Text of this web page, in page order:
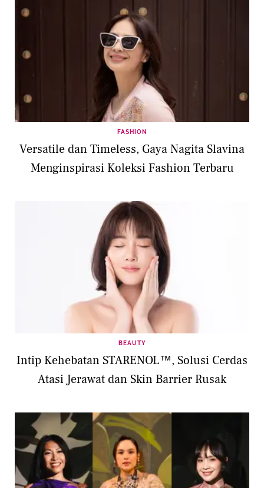
FASHION
Versatile dan Timeless, Gaya Nagita Slavina
Menginspirasi Koleksi Fashion Terbaru
BEAUTY
Intip Kehebatan STARENOL™, Solusi Cerdas
Atasi Jerawat dan Skin Barrier Rusak